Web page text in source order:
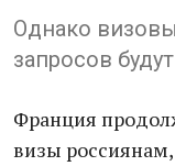
Однако
запросов
Франция
визы